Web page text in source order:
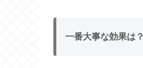
一番大事な効果は？